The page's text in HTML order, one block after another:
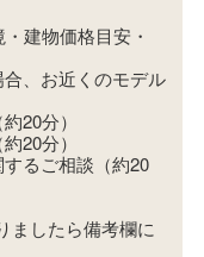
建物価格目安・
、お近くのモデル
20分）
20分）
るご相談（約20
ましたら備考欄に